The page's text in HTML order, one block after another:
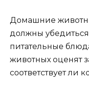
Домашние
должны
питательные
животных оценят
соответствует ли